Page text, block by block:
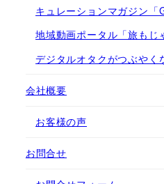
キュレーションマガジン
地域動画ポータル「旅もじ
デジタルオタクがつぶやく
会社概要
お客様の声
お問合せ